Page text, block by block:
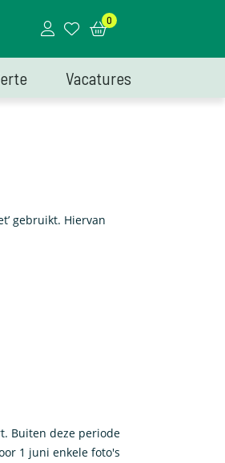
0
Vacatures
gebruikt. Hiervan
Buiten deze periode
1 juni enkele foto's